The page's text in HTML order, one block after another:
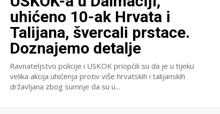
uhićeno 10-ak Hrvata i
Talijana, švercali prstace.
Doznajemo detalje
Ravnateljstvo policije i USKOK priopćili su da je u tijeku
velika akcija uhićenja protiv više hrvatskih i talijanskih
državljana zbog sumnje da su u...